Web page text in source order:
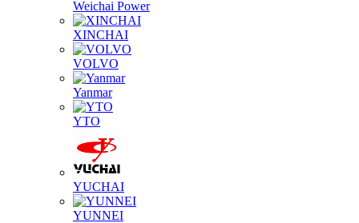
Weichai Power
XINCHAI
VOLVO
Yanmar
YTO
YUCHAI
YUNNEI